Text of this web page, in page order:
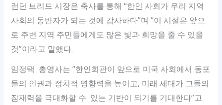
런던 브리드 시장은 축사를 통해 “한인 사회가 우리 지역
사회의 동반자가 되는 것에 감사하다”며 “이 시설은 앞으
로 주변 지역 주민들에게도 많은 빛과 희망을 줄 수 있을
것”이라고 말했다.
임정택 총영사는 “한인회관이 앞으로 미국 사회에서 동포
들의 인권과 정치적 영향력을 높이고, 미래 세대가 그들의
잠재력을 극대화할 수 있는 기반이 되기를 기대한다”고